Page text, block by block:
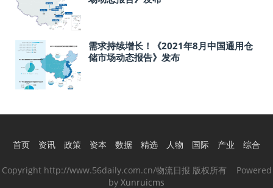
需求持续增长！《2021年8月中国通用仓
储市场动态报告》发布
首页 资讯 政策 资本 数据 精选 人物 国际 产业 综合
Copyright http://www.56daily.com.cn/物流日报 版权所有 Powered
by Xunruicms